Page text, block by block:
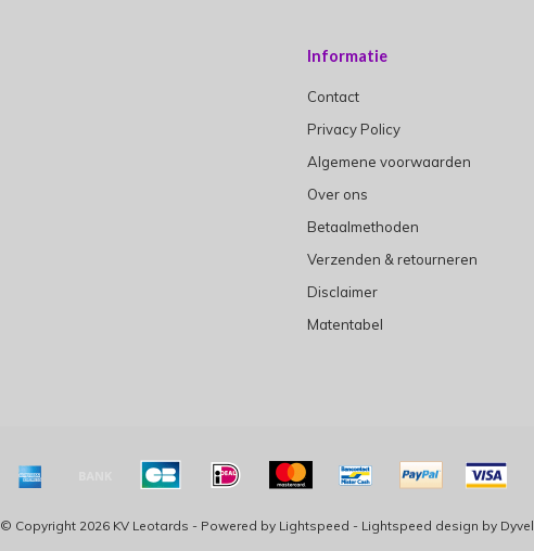
Informatie
Contact
Privacy Policy
Algemene voorwaarden
Over ons
Betaalmethoden
Verzenden & retourneren
Disclaimer
Matentabel
© Copyright 2026 KV Leotards - Powered by Lightspeed - Lightspeed design by